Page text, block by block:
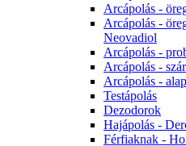
Arcápolás -
Arcápolás -
Neovadiol
Arcápolás -
Arcápolás -
Arcápolás -
Testápolás
Dezodorok
Hajápolás -
Férfiaknak -